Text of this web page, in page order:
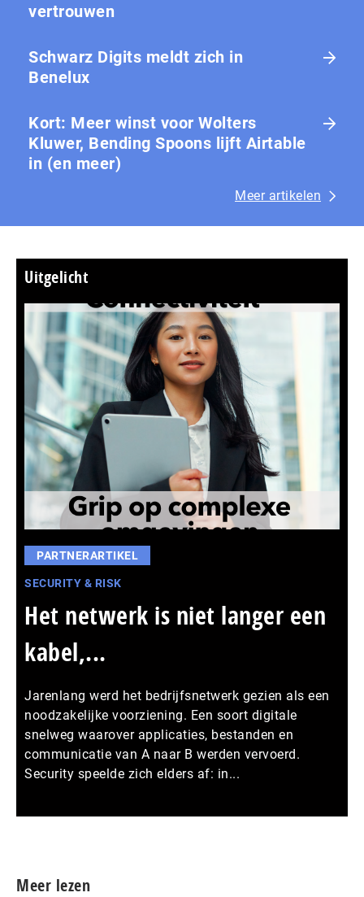
vertrouwen
Schwarz Digits meldt zich in
Benelux
Kort: Meer winst voor Wolters
Kluwer, Bending Spoons lijft Airtable
in (en meer)
Meer artikelen
Uitgelicht
PARTNERARTIKEL
SECURITY & RISK
Het netwerk is niet langer een
kabel,...
Jarenlang werd het bedrijfsnetwerk gezien als een
noodzakelijke voorziening. Een soort digitale
snelweg waarover applicaties, bestanden en
communicatie van A naar B werden vervoerd.
Security speelde zich elders af: in...
Meer lezen